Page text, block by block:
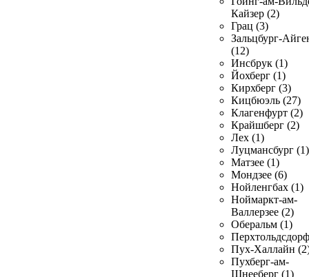
Кайзер (2)
Грац (3)
Зальцбург-
(12)
Инсбрук (1)
Йохберг (1)
Кирхберг (3)
Кицбюэль (27)
Клагенфурт (2)
Крайшберг (2)
Лех (1)
Луцмансбург (1)
Матзее (1)
Мондзее (6)
Нойленгбах (1)
Ноймаркт-ам-
Валлерзее (2)
Оберальм (1)
Пух-Халлайн
Пухберг-ам-
Шнееберг (1)